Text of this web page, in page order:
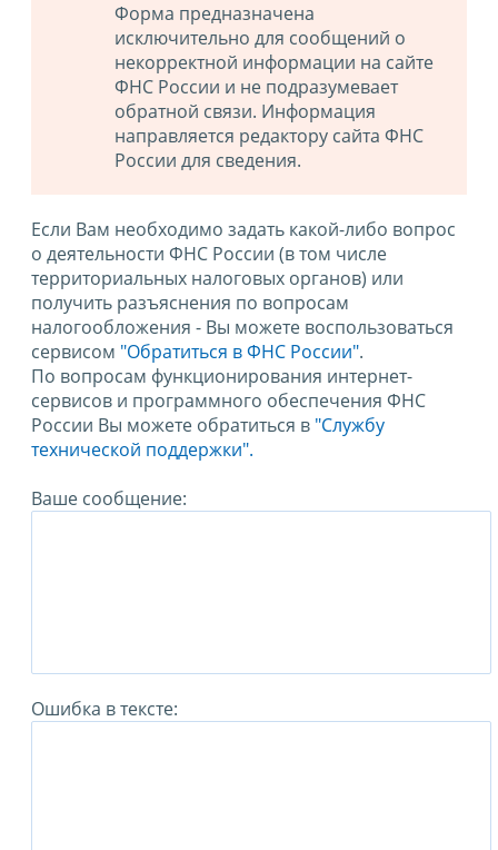
Форма предназначена
исключительно для сообщений о
некорректной информации на сайте
ФНС России и не подразумевает
обратной связи. Информация
направляется редактору сайта ФНС
России для сведения.
Если Вам необходимо задать какой-либо вопрос
о деятельности ФНС России (в том числе
территориальных налоговых органов) или
получить разъяснения по вопросам
налогообложения - Вы можете воспользоваться
сервисом "Обратиться в ФНС России".
По вопросам функционирования интернет-
сервисов и программного обеспечения ФНС
России Вы можете обратиться в "Службу
технической поддержки".
Ваше сообщение:
Ошибка в тексте: